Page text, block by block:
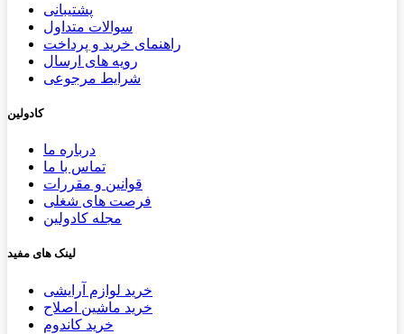
پشتیب​​انی
سوالات متداول
راهنمای خرید و پرداخت
رویه های ارسال
شرایط مرجوعی
کادولین
درباره ما
تماس با ما
قوانین و مقررات
فرصت های شغلی
مجله کادولین
لینک های مفید
خرید لوازم آرایشی
خرید ماشین اصلاح
خرید کاندوم